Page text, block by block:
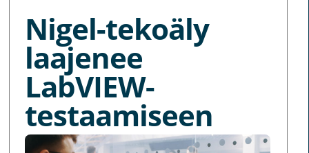
Nigel-tekoäly
laajenee
LabVIEW-
testaamiseen